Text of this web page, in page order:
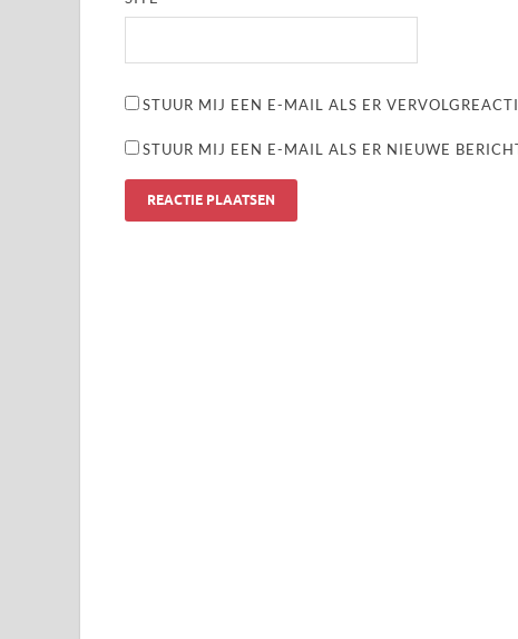
STUUR MIJ EEN E-MAIL ALS ER
STUUR MIJ EEN E-MAIL ALS ER NIEUWE